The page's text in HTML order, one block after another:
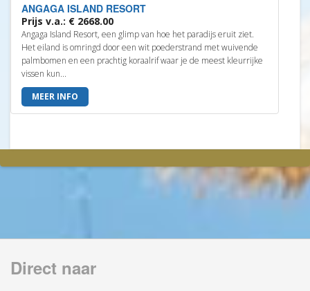
ANGAGA ISLAND RESORT
Prijs v.a.: € 2668.00
Angaga Island Resort, een glimp van hoe het paradijs eruit ziet.
Het eiland is omringd door een wit poederstrand met wuivende
palmbomen en een prachtig koraalrif waar je de meest kleurrijke
vissen kun...
MEER INFO
Direct naar